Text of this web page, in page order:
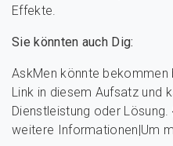
Effekte.
Sie könnten auch Dig:
AskMen könnte
Link in diesem Aufsatz und
Dienstleistung oder
weitere Informationen|Um